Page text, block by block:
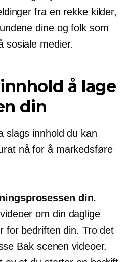
fra en rekke kilder,
dine og folk som
sosiale medier.
å lage
din
slags innhold du kan
nå for å markedsføre
din.
om din daglige
for bedriften din. Tro det
Bak scenen videoer.